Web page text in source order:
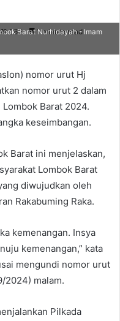
266 1 minute read
Barat Nurhidayah - Imam
nomor urut Hj
nomor urut 2 dalam
Barat 2024.
keseimbangan.
Barat ini menjelaskan,
Lombok Barat
diwujudkan oleh
Rakabuming Raka.
kemenangan. Insya
kemenangan,” kata
mengundi nomor urut
2024) malam.
Pilkada